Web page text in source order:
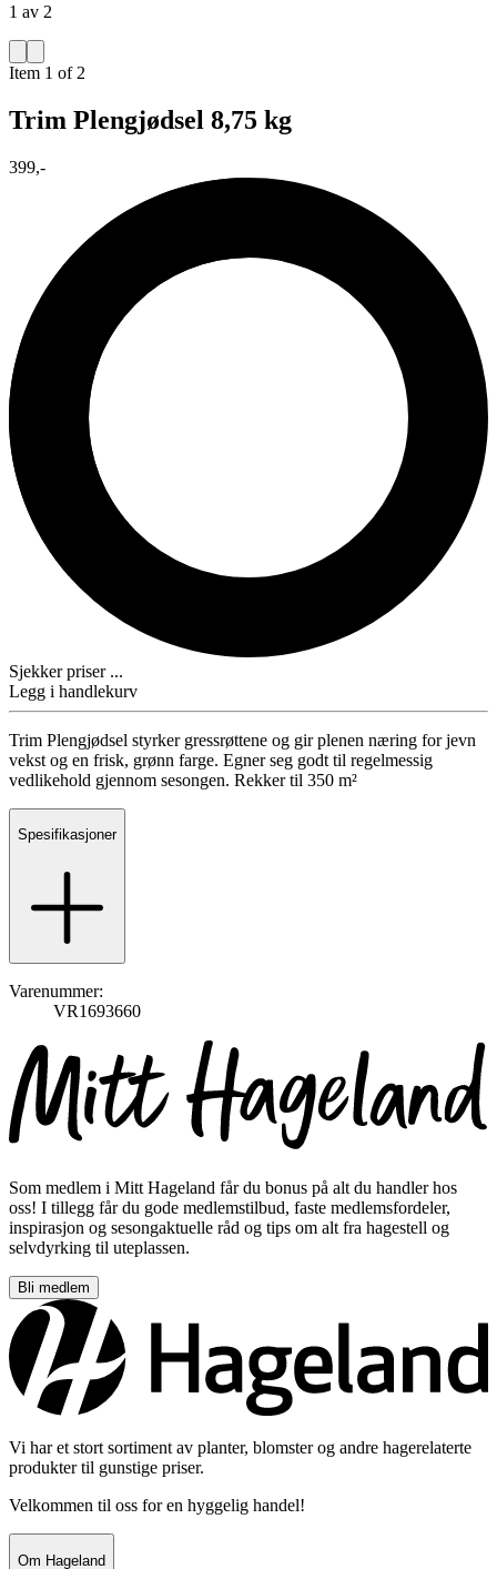
1 av 2
Item 1 of 2
Trim Plengjødsel 8,75 kg
399,-
Sjekker priser ...
Legg i handlekurv
Trim Plengjødsel styrker gressrøttene og gir plenen næring for jevn
vekst og en frisk, grønn farge. Egner seg godt til regelmessig
vedlikehold gjennom sesongen. Rekker til 350 m²
Spesifikasjoner
Varenummer:
VR1693660
Som medlem i Mitt Hageland får du bonus på alt du handler hos
oss! I tillegg får du gode medlemstilbud, faste medlemsfordeler,
inspirasjon og sesongaktuelle råd og tips om alt fra hagestell og
selvdyrking til uteplassen.
Bli medlem
Vi har et stort sortiment av planter, blomster og andre hagerelaterte
produkter til gunstige priser.
Velkommen til oss for en hyggelig handel!
Om Hageland